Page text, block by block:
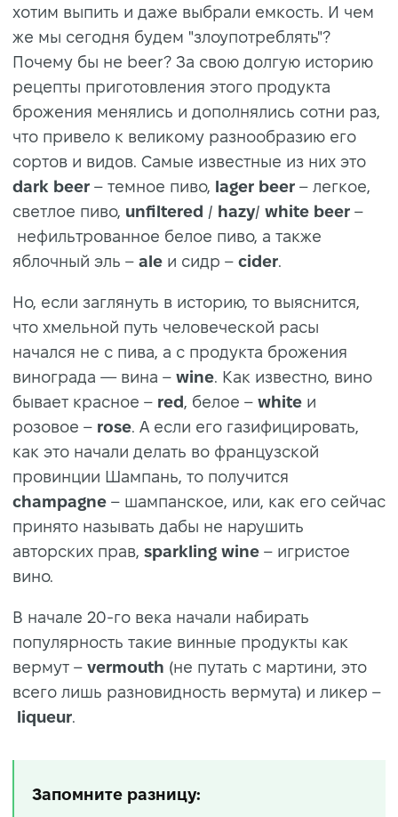
хотим выпить и даже выбрали емкость. И чем
же мы сегодня будем "злоупотреблять"?
Почему бы не beer? За свою долгую историю
рецепты приготовления этого продукта
брожения менялись и дополнялись сотни раз,
что привело к великому разнообразию его
сортов и видов. Самые известные из них это
dark beer – темное пиво, lager beer – легкое,
светлое пиво, unfiltered / hazy/ white beer –
нефильтрованное белое пиво, а также
яблочный эль – ale и сидр – cider.
Но, если заглянуть в историю, то выяснится,
что хмельной путь человеческой расы
начался не с пива, а с продукта брожения
винограда — вина – wine. Как известно, вино
бывает красное – red, белое – white и
розовое – rose. А если его газифицировать,
как это начали делать во французской
провинции Шампань, то получится
champagne – шампанское, или, как его сейчас
принято называть дабы не нарушить
авторских прав, sparkling wine – игристое
вино.
В начале 20-го века начали набирать
популярность такие винные продукты как
вермут – vermouth (не путать с мартини, это
всего лишь разновидность вермута) и ликер –
liqueur.
Запомните разницу: